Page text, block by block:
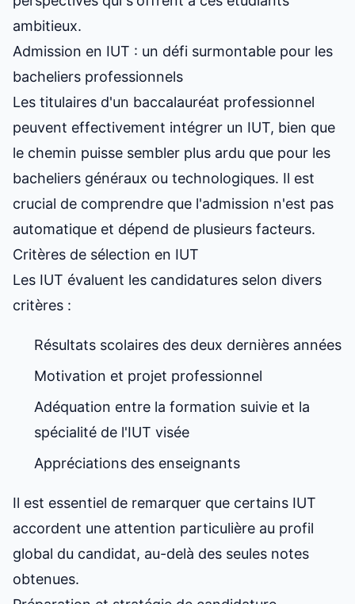
ambitieux.
Admission en IUT : un défi surmontable pour les
bacheliers professionnels
Les titulaires d'un baccalauréat professionnel
peuvent effectivement intégrer un IUT, bien que
le chemin puisse sembler plus ardu que pour les
bacheliers généraux ou technologiques. Il est
crucial de comprendre que l'admission n'est pas
automatique et dépend de plusieurs facteurs.
Critères de sélection en IUT
Les IUT évaluent les candidatures selon divers
critères :
Résultats scolaires des deux dernières années
Motivation et projet professionnel
Adéquation entre la formation suivie et la
spécialité de l'IUT visée
Appréciations des enseignants
Il est essentiel de remarquer que certains IUT
accordent une attention particulière au profil
global du candidat, au-delà des seules notes
obtenues.